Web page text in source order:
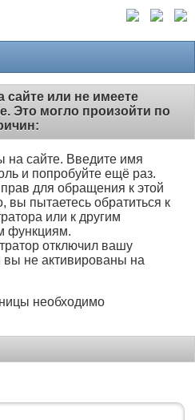
или не имеете
Это могло произойти по
на сайте. Введите имя
и попробуйте ещё раз.
для обращения к этой
вы пытаетесь обратиться к
или к другим
функциям.
отключил вашу
вы не активированы на
необходимо